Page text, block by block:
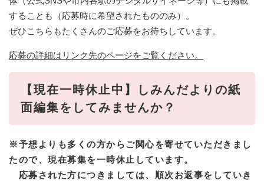
することも（応募時に希望されたもののみ）。
ぜひこちらもたくさんのご応募をお待ちしています。
応募の詳細はリンク先のページをご覧ください。
【現在一時休止中】しみんだよりの紙
面編集をしてみませんか？
※予想よりも多くの方からご関心を寄せていただきまし
たので、現在募集を一時休止しています。
応募された方につきましては、順次お返事をしていき